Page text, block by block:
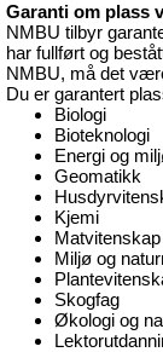
Garanti om plass
NMBU tilbyr
har fullført og
NMBU, må det
Du er garantert
Biologi
Bioteknologi
Energi og
Geomatikk
Kjemi
Miljø og
Skogfag
Økologi og